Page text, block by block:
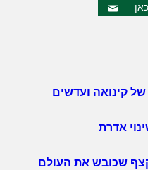
של קינואה ועדשים
אדרת
שכובש את העולם